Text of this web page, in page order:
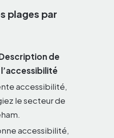
plages par
de
l’accessibilité
accessibilité,
le secteur de
accessibilité,